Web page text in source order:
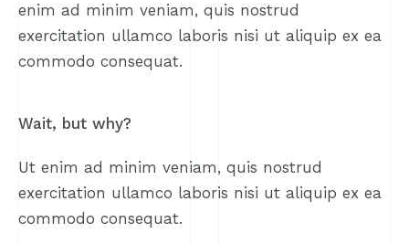
enim ad minim veniam, quis nostrud
exercitation ullamco laboris nisi ut aliquip ex ea
commodo consequat.
Wait, but why?
Ut enim ad minim veniam, quis nostrud
exercitation ullamco laboris nisi ut aliquip ex ea
commodo consequat.